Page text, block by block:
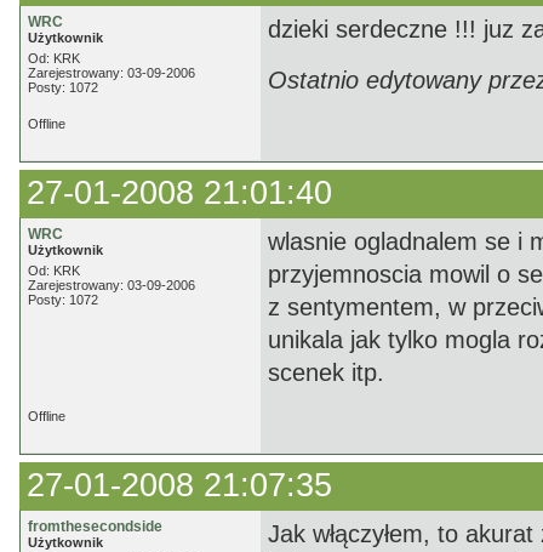
WRC
Użytkownik
Od: KRK
Zarejestrowany: 03-09-2006
Posty: 1072
dzieki serdeczne !!! juz
Ostatnio edytowany
Offline
27-01-2008 21:01:40
WRC
Użytkownik
Od: KRK
Zarejestrowany: 03-09-2006
Posty: 1072
wlasnie ogladnalem se i
przyjemnoscia mowil o
z sentymentem, w
unikala jak tylko mogla
scenek itp.
Offline
27-01-2008 21:07:35
fromthesecondside
Użytkownik
Jak włączyłem, to